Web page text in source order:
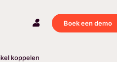
Boek een demo
koppelen